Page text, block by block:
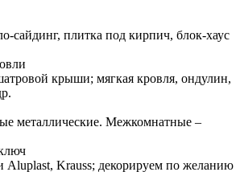
сайдинг, плитка под кирпич, блок-хаус
крыши; мягкая кровля, ондулин,
металлические. Межкомнатные –
Aluplast, Krauss; декорируем по желанию